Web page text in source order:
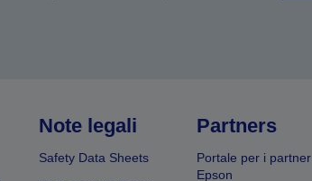
Note legali
Safety Data Sheets
Partners
Portale per i partner
Epson